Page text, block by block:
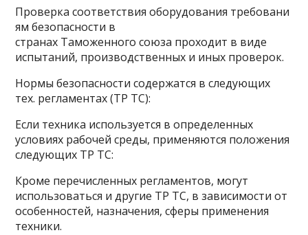
Проверка соответствия оборудования требовани
ям безопасности в
странах Таможенного союза проходит в виде
испытаний, производственных и иных проверок.
Нормы безопасности содержатся в следующих
тех. регламентах (ТР ТС):
Если техника используется в определенных
условиях рабочей среды, применяются положения
следующих ТР ТС:
Кроме перечисленных регламентов, могут
использоваться и другие ТР ТС, в зависимости от
особенностей, назначения, сферы применения
техники.